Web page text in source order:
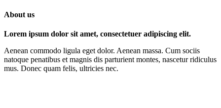
About us
Lorem ipsum dolor sit amet, consectetuer adipiscing elit.
Aenean commodo ligula eget dolor. Aenean massa. Cum sociis
natoque penatibus et magnis dis parturient montes, nascetur ridiculus
mus. Donec quam felis, ultricies nec.